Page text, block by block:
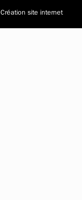
Création site internet